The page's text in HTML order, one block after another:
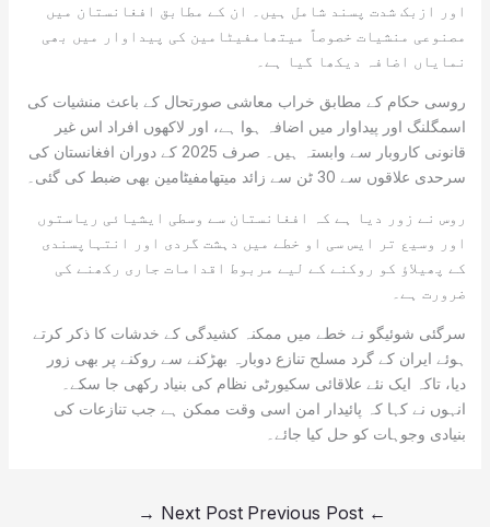
اور ازبک شدت پسند شامل ہیں۔ ان کے مطابق افغانستان میں
مصنوعی منشیات خصوصاً میتھامفیٹامین کی پیداوار میں بھی
نمایاں اضافہ دیکھا گیا ہے۔
روسی حکام کے مطابق خراب معاشی صورتحال کے باعث منشیات کی
اسمگلنگ اور پیداوار میں اضافہ ہوا ہے، اور لاکھوں افراد اس غیر
قانونی کاروبار سے وابستہ ہیں۔ صرف 2025 کے دوران افغانستان کی
سرحدی علاقوں سے 30 ٹن سے زائد میتھامفیٹامین بھی ضبط کی گئی۔
روس نے زور دیا ہے کہ افغانستان سے وسطی ایشیائی ریاستوں
اور وسیع تر ایس سی او خطے میں دہشت گردی اور انتہاپسندی
کے پھیلاؤ کو روکنے کے لیے مربوط اقدامات جاری رکھنے کی
ضرورت ہے۔
سرگئی شوئیگو نے خطے میں ممکنہ کشیدگی کے خدشات کا ذکر کرتے
ہوئے ایران کے گرد مسلح تنازع دوبارہ بھڑکنے سے روکنے پر بھی زور
دیا، تاکہ ایک نئے علاقائی سکیورٹی نظام کی بنیاد رکھی جا سکے۔
انہوں نے کہا کہ پائیدار امن اسی وقت ممکن ہے جب تنازعات کی
بنیادی وجوہات کو حل کیا جائے۔
←
Next Post
→